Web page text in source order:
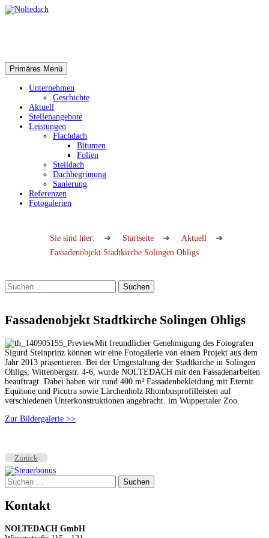
Noltedach
Suchen
Primäres Menü Zum
Inhalt
springen
Unternehmen
Geschichte
Aktuell
Stellenangebote
Leistungen
Flachdach
Bitumen
Folien
Steildach
Dachbegrünung
Sanierung
Referenzen
Fotogalerien
Sie sind hier: ➔ Startseite ➔ Aktuell
➔
Fassadenobjekt Stadtkirche Solingen Ohligs
Suchen
nach:
Fassadenobjekt Stadtkirche Solingen Ohligs
Mit freundlicher Genehmigung des Fotografen
Sigurd Steinprinz können wir eine Fotogalerie von einem Projekt aus dem
Jahr 2013 präsentieren. Bei der Umgestaltung der Stadtkirche in Solingen
Ohligs, Wittenbergstr. 4-6, wurde NOLTEDACH mit den Fassadenarbeiten
beauftragt. Dabei haben wir rund 400 m² Fassadenbekleidung mit Eternit
Equitone und Picutra sowie Lärchenholz Rhombusprofilleisten auf
verschiedenen Unterkonstruktionen angebracht. im Wuppertaler Zoo.
Zur Bildergalerie >>
Zurück
Dächer, Fasaden und mehr…
Suchen
nach:
Kontakt
NOLTEDACH GmbH